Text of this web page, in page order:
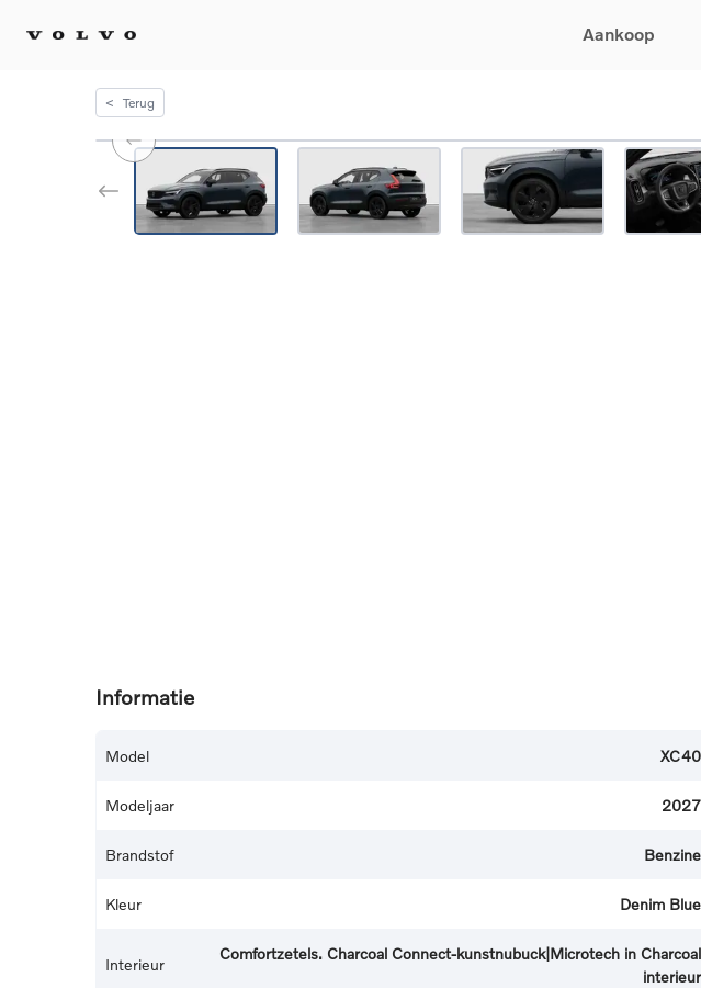
Aankoop
EX30
EX40
EC40
Stel uw wagen samen
Tijdelijke aanbiedingen
Gecertificeerde
< Terug
Informatie
Model XC40
Modeljaar 2027
Brandstof Benzine
Kleur Denim Blue
Interieur
Comfortzetels. Charcoal Connect-kunstnubuck|Microtech in Charcoal
interieur